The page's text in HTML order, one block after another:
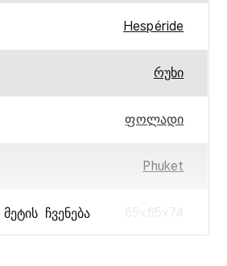
Hespéride
რუხი
ფოლადი
Phuket
65x65x74
ᲛᲔᲢᲘᲡ ᲩᲕᲔᲜᲔᲑᲐ